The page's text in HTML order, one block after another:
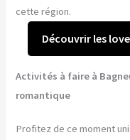
cette région.
Découvrir les
Activités à faire à
romantique
Profitez de ce moment